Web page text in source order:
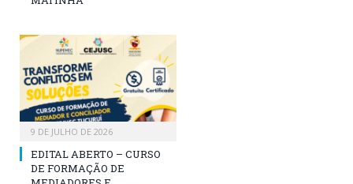
9 DE JULHO DE 2026
EDITAL ABERTO – CURSO
DE FORMAÇÃO DE